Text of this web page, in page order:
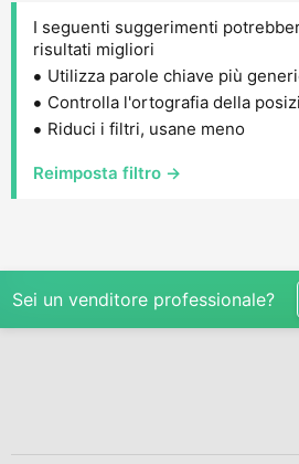
I seguenti suggerimenti
risultati migliori
Utilizza parole chiave più
Controlla l'ortografia della
Riduci i filtri, usane meno
Reimposta filtro →
Sei un venditore professionale?